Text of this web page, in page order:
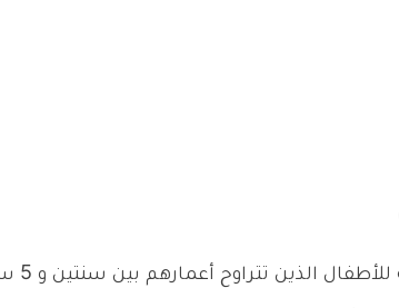
من